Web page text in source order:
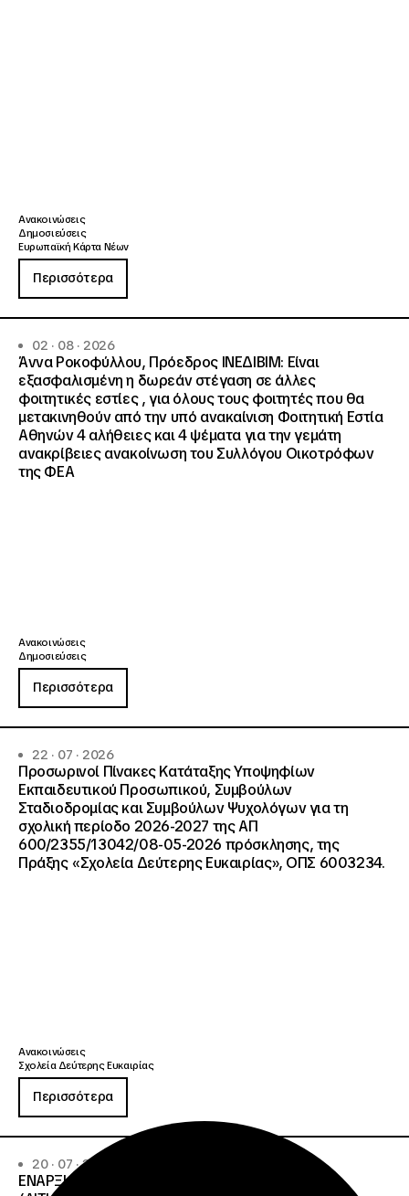
Ανακοινώσεις
Δημοσιεύσεις
Ευρωπαϊκή Κάρτα Νέων
Περισσότερα
02 · 08 · 2026
Άννα Ροκοφύλλου, Πρόεδρος ΙΝΕΔΙΒΙΜ: Είναι
εξασφαλισμένη η δωρεάν στέγαση σε άλλες
φοιτητικές εστίες , για όλους τους φοιτητές που θα
μετακινηθούν από την υπό ανακαίνιση Φοιτητική Εστία
Αθηνών 4 αλήθειες και 4 ψέματα για την γεμάτη
ανακρίβειες ανακοίνωση του Συλλόγου Οικοτρόφων
της ΦΕΑ
Ανακοινώσεις
Δημοσιεύσεις
Περισσότερα
22 · 07 · 2026
Προσωρινοί Πίνακες Κατάταξης Υποψηφίων
Εκπαιδευτικού Προσωπικού, Συμβούλων
Σταδιοδρομίας και Συμβούλων Ψυχολόγων για τη
σχολική περίοδο 2026-2027 της ΑΠ
600/2355/13042/08-05-2026 πρόσκλησης, της
Πράξης «Σχολεία Δεύτερης Ευκαιρίας», ΟΠΣ 6003234.
Ανακοινώσεις
Σχολεία Δεύτερης Ευκαιρίας
Περισσότερα
20 · 07 · 2026
ΕΝΑΡΞΗ ΔΙΑΔΙΚΑΣΙΑΣ ΥΠΟΒΟΛΗΣ ΕΝΣΤΑΣΕΩΝ